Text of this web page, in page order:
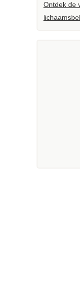
Ontdek de